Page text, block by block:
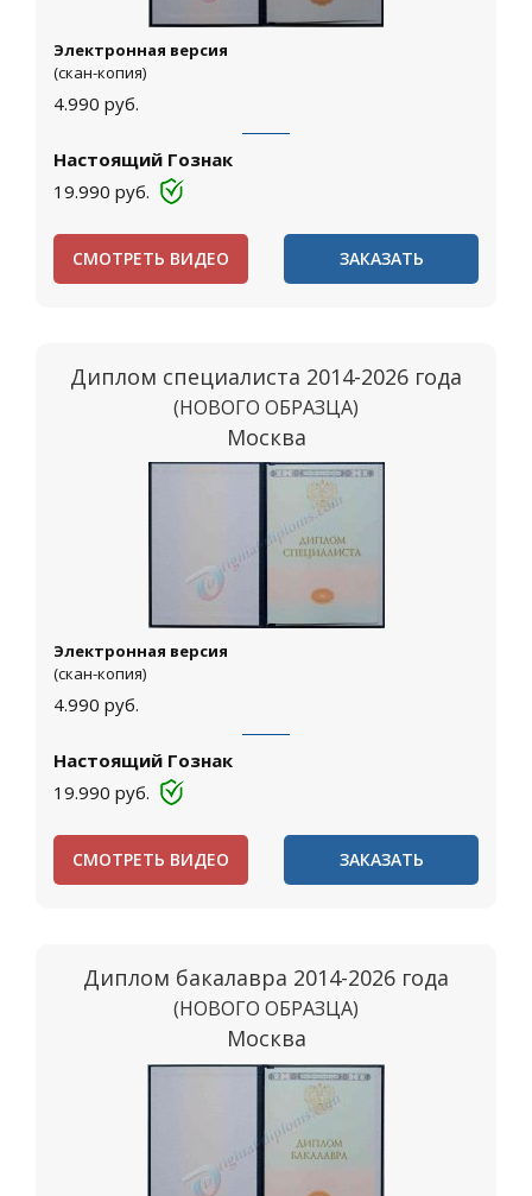
Электронная версия
(скан-копия)
4.990 руб.
Настоящий Гознак
19.990 руб.
СМОТРЕТЬ ВИДЕО ЗАКАЗАТЬ
Диплом специалиста 2014-2026 года
(НОВОГО ОБРАЗЦА)
Москва
Электронная версия
(скан-копия)
4.990 руб.
Настоящий Гознак
19.990 руб.
СМОТРЕТЬ ВИДЕО ЗАКАЗАТЬ
Диплом бакалавра 2014-2026 года
(НОВОГО ОБРАЗЦА)
Москва